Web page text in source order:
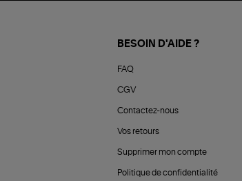
BESOIN D'AIDE ?
FAQ
CGV
Contactez-nous
Vos retours
Supprimer mon compte
Politique de confidentialité